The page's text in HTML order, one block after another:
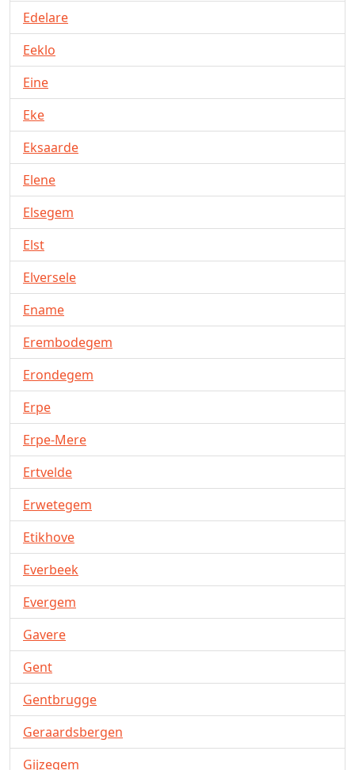
Edelare
Eeklo
Eine
Eke
Eksaarde
Elene
Elsegem
Elst
Elversele
Ename
Erembodegem
Erondegem
Erpe
Erpe-Mere
Ertvelde
Erwetegem
Etikhove
Everbeek
Evergem
Gavere
Gent
Gentbrugge
Geraardsbergen
Gijzegem